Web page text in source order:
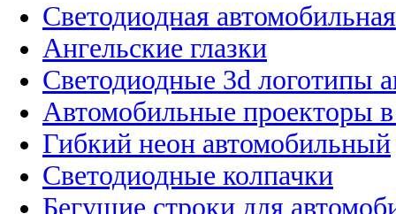
Светодиодная
Ангельские глазки
Светодиодные 3d логотипы
Автомобильные проекторы
Гибкий неон автомобильный
Светодиодные колпачки
Бегущие строки для